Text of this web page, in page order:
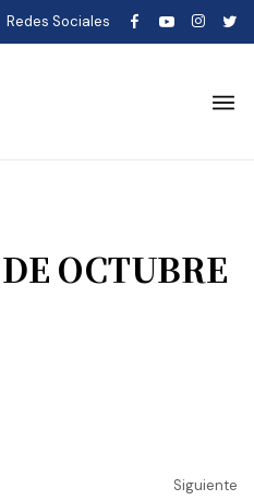
Redes Sociales
OCTUBRE
Siguiente